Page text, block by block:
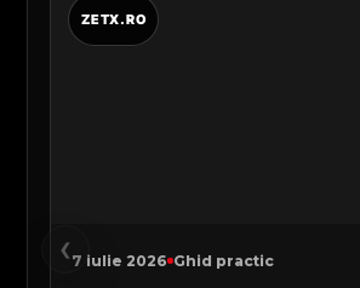
‹ 7 iulie 2026 Ghid practic